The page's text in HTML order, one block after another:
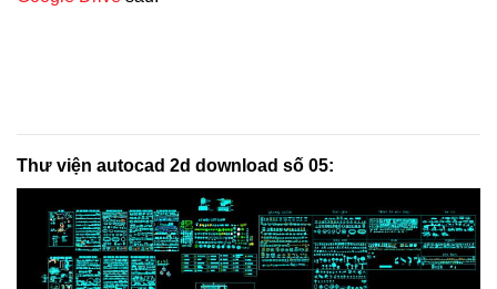
Thư viện autocad 2d download số 05: